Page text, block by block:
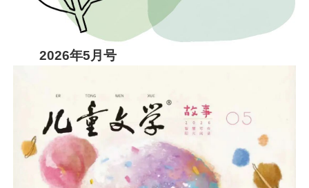
2026年5月号